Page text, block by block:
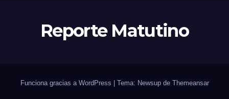
Reporte Matutino
Funciona gracias a WordPress Tema: Newsup de Themeansar